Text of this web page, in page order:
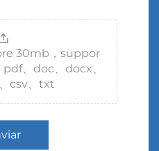
30mb，suppor
、doc、docx、
csv、txt